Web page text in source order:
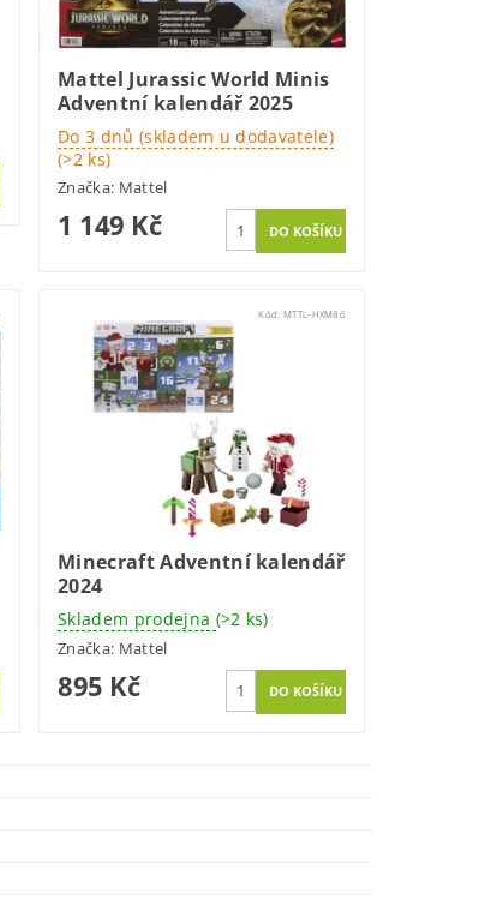
Mattel Jurassic World Minis
Adventní kalendář 2025
Do 3 dnů (skladem u dodavatele)
(>2 ks)
Značka: Mattel
1 149 Kč
Kód: MTTL-HXM86
Minecraft Adventní kalendář
2024
Skladem prodejna (>2 ks)
Značka: Mattel
895 Kč